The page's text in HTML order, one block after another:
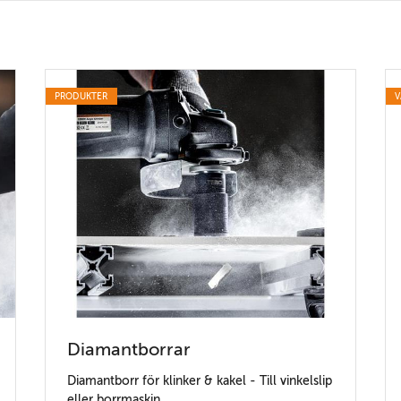
PRODUKTER
Diamantborrar
Diamantborr för klinker & kakel - Till vinkelslip